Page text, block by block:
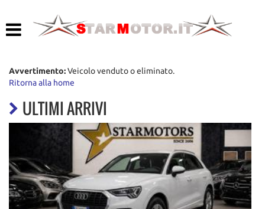
ACQUISTIAMO USATO
ASSISTENZA
CONTATTI
Avvertimento:Veicolo venduto o eliminato.
Ritorna alla home
ULTIMI ARRIVI